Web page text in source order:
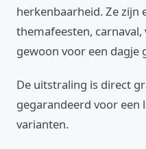
herkenbaarheid. Ze zijn
themafeesten,
gewoon voor een dagje
De uitstraling is direct
gegarandeerd voor een
varianten.